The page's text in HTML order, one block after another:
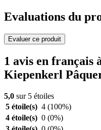
Evaluations du
Evaluer ce produit
1 avis en français
Kiepenkerl
5,0 sur 5 étoiles
5 étoile(s) 4 (100%)
4 étoile(s) 0 (0%)